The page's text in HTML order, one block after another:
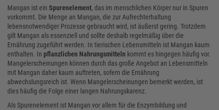
Mangan ist ein Spurenelement, das im menschlichen Körper nur in Spuren
vorkommt. Die Menge an Mangan, die zur Aufrechterhaltung
lebensnotwendiger Prozesse gebraucht wird, ist äußerst gering. Trotzdem
gilt Mangan als essenziell und sollte deshalb regelmäßig über die
Ernährung zugeführt werden. In tierischen Lebensmitteln ist Mangan kaum
enthalten. In pflanzlichen Nahrungsmitteln kommt es hingegen häufig vor.
Mangelerscheinungen können durch das große Angebot an Lebensmitteln
mit Mangan daher kaum auftreten, sofern die Ernährung
abwechslungsreich ist. Wenn Mangelerscheinungen bemerkt werden, ist
dies häufig die Folge einer langen Nahrungskarenz.
Als Spurenelement ist Mangan vor allem für die Enzymbildung und